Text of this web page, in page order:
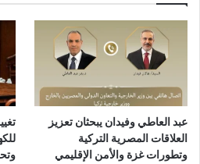
عبد العاطي وفيدان يبحثان تعزيز
العلاقات المصرية التركية
وتطورات غزة والأمن الإقليمي